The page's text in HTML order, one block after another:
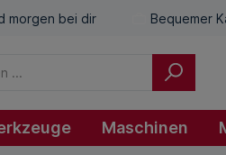
morgen bei dir Bequemer
Maschinen